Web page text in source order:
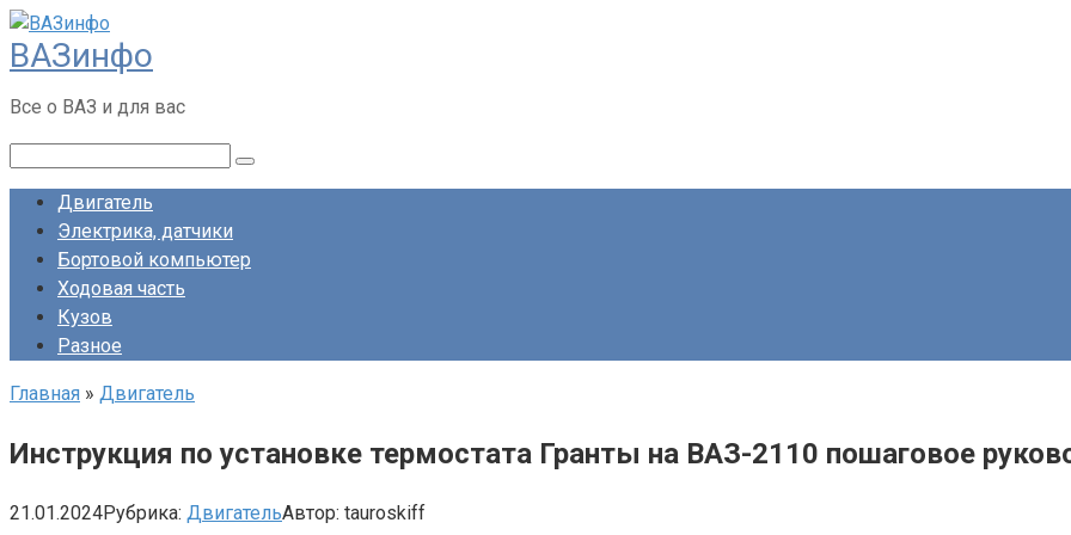
Перейти
к
контенту
ВАЗинфо
Все о ВАЗ и для вас
Двигатель
Электрика, датчики
Бортовой компьютер
Ходовая часть
Кузов
Разное
Главная » Двигатель
Инструкция по установке термостата Гранты на ВАЗ-2110 пошаговое
21.01.2024Рубрика: ДвигательАвтор: tauroskiff